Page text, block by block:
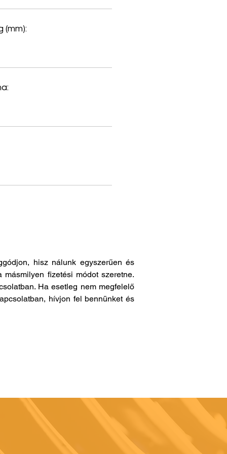
(mm):
hisz nálunk egyszerűen és
fizetési módot szeretne.
Ha esetleg nem megfelelő
hívjon fel bennünket és